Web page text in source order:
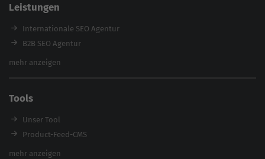
Referenzen
E-Books
Magazin
Leistungen
Internationale SEO Agentur
B2B SEO Agentur
Inhouse SEO Agentur
Enterprise SEO Agentur
Workshops
mehr anzeigen
Tools
Unser Tool
Product-Feed-CMS
Website Analyse
mehr anzeigen